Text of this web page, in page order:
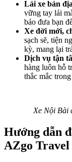
Lái xe bản
vững tay lái
bảo đưa bạn
Xe đời mới,
sạch sẽ, tiện
kỳ, mang lại
Dịch vụ tận
hàng luôn hỗ
thắc mắc
Xe Nội Bài
Hướng dẫn
AZgo Travel